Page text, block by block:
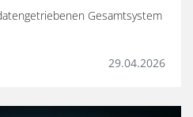
Gesamtsystem
29.04.2026